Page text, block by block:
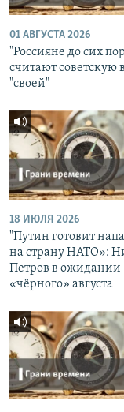
01 АВГУСТА 2026
"Россияне до сих пор
считают советскую
"своей"
18 ИЮЛЯ 2026
"Путин готовит
на страну НАТО»:
Петров в ожидании
«чёрного» августа